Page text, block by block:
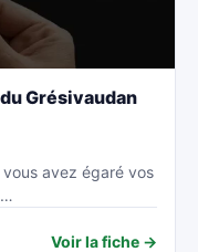
Grésivaudan
avez égaré vos
Voir la fiche →